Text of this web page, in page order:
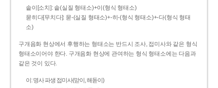
솥이[소치]: 솥(실질 형태소)+이(형식 형태소)
묻히다[무치다]: 묻­-(실질 형태소)+­-히­-(형식 형태소)+-다(형식 형태
소)
구개음화 현상에서 후행하는 형태소는 반드시 조사, 접미사와 같은 형식
형태소이어야 한다. 구개음화 현상에 관여하는 형식 형태소에는 다음과
같은 것이 있다.
이: 명사 파생 접미사(맏이, 해돋이)